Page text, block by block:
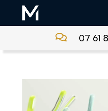
 07 61